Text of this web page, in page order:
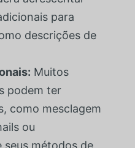
para
descrições de
Muitos
podem ter
como mesclagem
ou
seus métodos de